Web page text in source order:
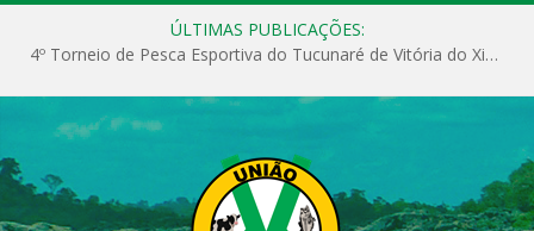
ÚLTIMAS PUBLICAÇÕES:
4º Torneio de Pesca Esportiva do Tucunaré de Vitória do Xingu